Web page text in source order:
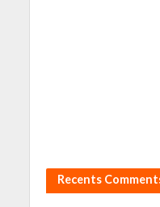
Recents